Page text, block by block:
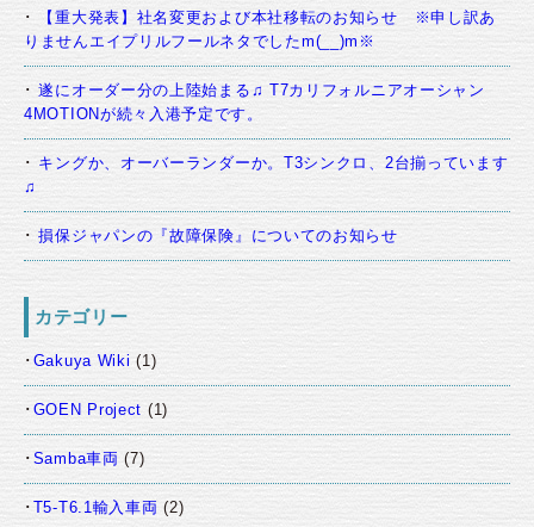
【重大発表】社名変更および本社移転のお知らせ ※申し訳あ
りませんエイプリルフールネタでしたm(__)m※
遂にオーダー分の上陸始まる♫ T7カリフォルニアオーシャン
4MOTIONが続々入港予定です。
キングか、オーバーランダーか。T3シンクロ、2台揃っています
♫
損保ジャパンの『故障保険』についてのお知らせ
カテゴリー
Gakuya Wiki (1)
GOEN Project (1)
Samba車両 (7)
T5-T6.1輸入車両 (2)